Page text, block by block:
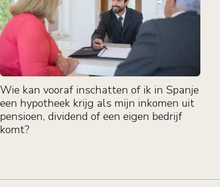
Wie kan vooraf inschatten of ik in Spanje
een hypotheek krijg als mijn inkomen uit
pensioen, dividend of een eigen bedrijf
komt?